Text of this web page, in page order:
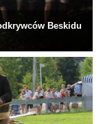
Beskidu